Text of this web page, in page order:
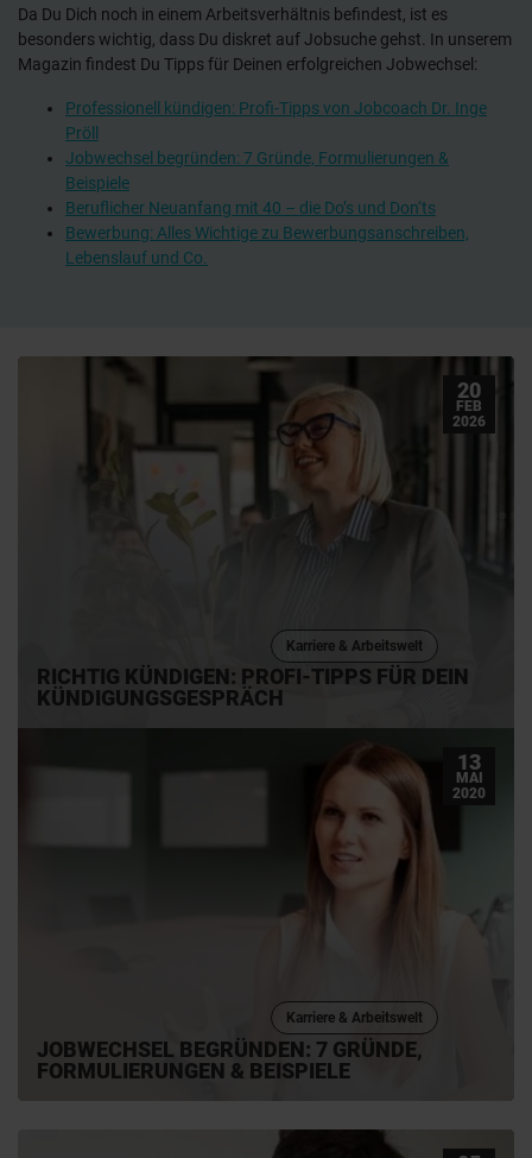
Da Du Dich noch in einem Arbeitsverhältnis befindest, ist es
besonders wichtig, dass Du diskret auf Jobsuche gehst. In unserem
Magazin findest Du Tipps für Deinen erfolgreichen Jobwechsel:
Professionell kündigen: Profi-Tipps von Jobcoach Dr. Inge
Pröll
Jobwechsel begründen: 7 Gründe, Formulierungen &
Beispiele
Beruflicher Neuanfang mit 40 – die Do’s und Don‘ts
Bewerbung: Alles Wichtige zu Bewerbungsanschreiben,
Lebenslauf und Co.
Karriere & Arbeitswelt
RICHTIG KÜNDIGEN: PROFI-TIPPS FÜR DEIN
KÜNDIGUNGSGESPRÄCH
20
FEB
2026
Karriere & Arbeitswelt
JOBWECHSEL BEGRÜNDEN: 7 GRÜNDE,
FORMULIERUNGEN & BEISPIELE
13
MAI
2020